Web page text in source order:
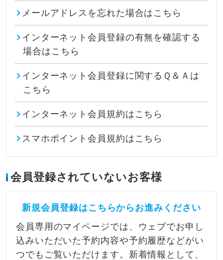
メールアドレスを忘れた場合はこちら
インターネット会員登録の有無を確認する
場合はこちら
インターネット会員登録に関するＱ＆Ａは
こちら
インターネット会員規約はこちら
スマホポイント会員規約はこちら
会員登録されていないお客様
新規会員登録はこちらからお進みください
会員専用のマイページでは、ウェブでお申し
込みいただいた予約内容や予約履歴などがい
つでもご覧いただけます。新着情報として、